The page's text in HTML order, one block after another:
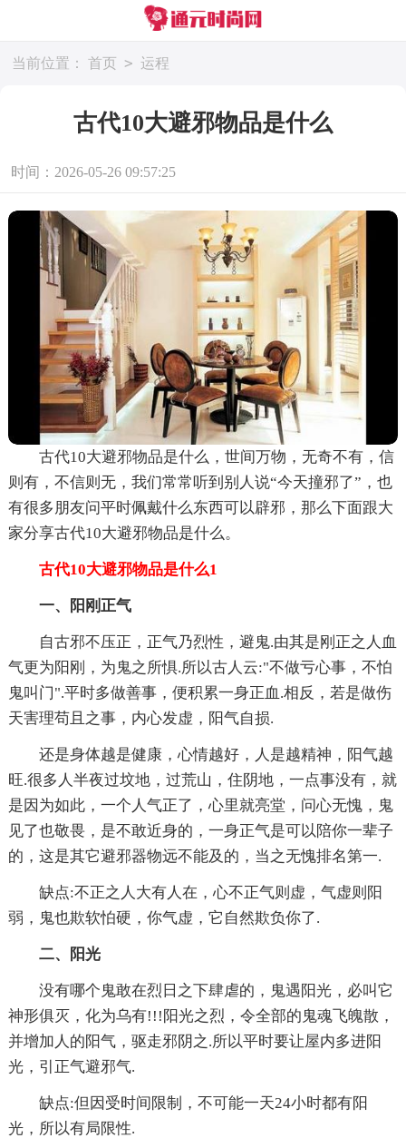
当前位置： 首页 > 运程
古代10大避邪物品是什么
时间：2026-05-26 09:57:25
古代10大避邪物品是什么，世间万物，无奇不有，信
则有，不信则无，我们常常听到别人说“今天撞邪了”，也
有很多朋友问平时佩戴什么东西可以辟邪，那么下面跟大
家分享古代10大避邪物品是什么。
古代10大避邪物品是什么1
一、阳刚正气
自古邪不压正，正气乃烈性，避鬼.由其是刚正之人血
气更为阳刚，为鬼之所惧.所以古人云:"不做亏心事，不怕
鬼叫门".平时多做善事，便积累一身正血.相反，若是做伤
天害理苟且之事，内心发虚，阳气自损.
还是身体越是健康，心情越好，人是越精神，阳气越
旺.很多人半夜过坟地，过荒山，住阴地，一点事没有，就
是因为如此，一个人气正了，心里就亮堂，问心无愧，鬼
见了也敬畏，是不敢近身的，一身正气是可以陪你一辈子
的，这是其它避邪器物远不能及的，当之无愧排名第一.
缺点:不正之人大有人在，心不正气则虚，气虚则阳
弱，鬼也欺软怕硬，你气虚，它自然欺负你了.
二、阳光
没有哪个鬼敢在烈日之下肆虐的，鬼遇阳光，必叫它
神形俱灭，化为乌有!!!阳光之烈，令全部的鬼魂飞魄散，
并增加人的阳气，驱走邪阴之.所以平时要让屋内多进阳
光，引正气避邪气.
缺点:但因受时间限制，不可能一天24小时都有阳
光，所以有局限性.